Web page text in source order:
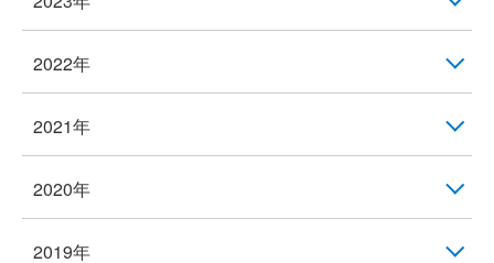
2022年
2021年
2020年
2019年